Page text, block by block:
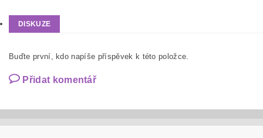
DISKUZE
Buďte první, kdo napíše příspěvek k této položce.
Přidat komentář